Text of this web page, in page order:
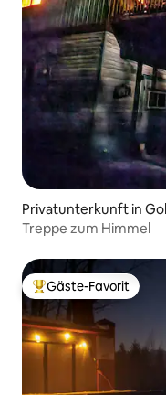
Privatunterkunft in
Treppe zum Himmel
Beliebter Gäste-Favorit.
Gäste-Favorit